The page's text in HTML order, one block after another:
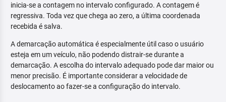
inicia-se a contagem no intervalo configurado. A contagem é
regressiva. Toda vez que chega ao zero, a última coordenada
recebida é salva.
A demarcação automática é especialmente útil caso o usuário
esteja em um veículo, não podendo distrair-se durante a
demarcação. A escolha do intervalo adequado pode dar maior ou
menor precisão. É importante considerar a velocidade de
deslocamento ao fazer-se a configuração do intervalo.